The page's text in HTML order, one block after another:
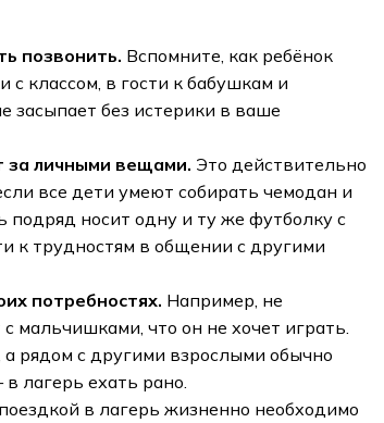
позвонить. Вспомните, как ребёнок
с классом, в гости к бабушкам и
засыпает без истерики в ваше
за личными вещами. Это действительно
все дети умеют собирать чемодан и
подряд носит одну и ту же футболку с
к трудностям в общении с другими
потребностях. Например, не
с мальчишками, что он не хочет играть.
а рядом с другими взрослыми обычно
лагерь ехать рано.
в лагерь жизненно необходимо